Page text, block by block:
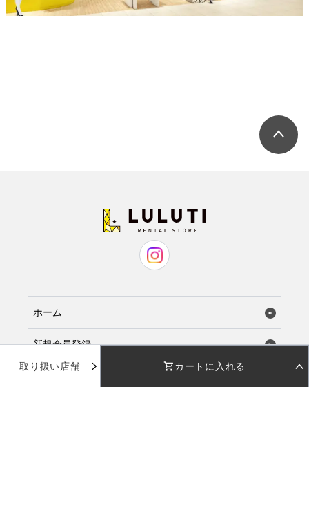
ホーム
新規会員登録
取り扱い店舗 カートに入れる
STEP 01
STEP 02